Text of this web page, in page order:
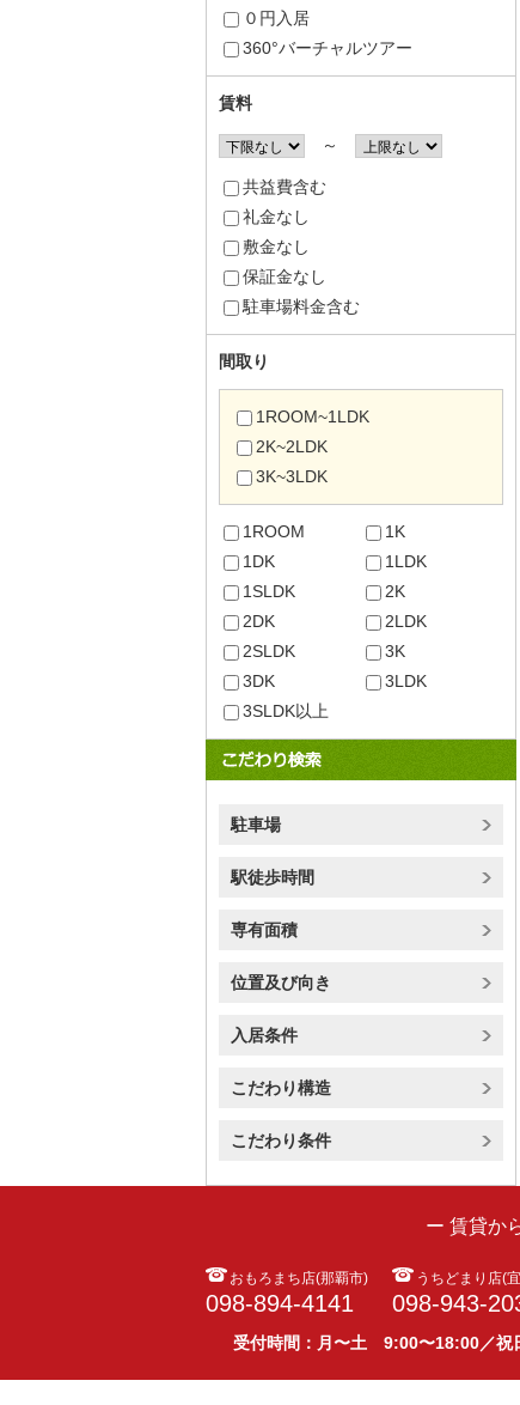
０円入居
360°バーチャルツアー
賃料
～
共益費含む
礼金なし
敷金なし
保証金なし
駐車場料金含む
間取り
1ROOM~1LDK
2K~2LDK
3K~3LDK
1ROOM
1K
1DK
1LDK
1SLDK
2K
2DK
2LDK
2SLDK
3K
3DK
3LDK
3SLDK以上
駐車場
駅徒歩時間
専有面積
位置及び向き
入居条件
こだわり構造
こだわり条件
ー 賃貸か
おもろまち店(那覇市)
098-894-4141
うちどまり店(
098-943-
受付時間：月〜土 9:00〜18:00／